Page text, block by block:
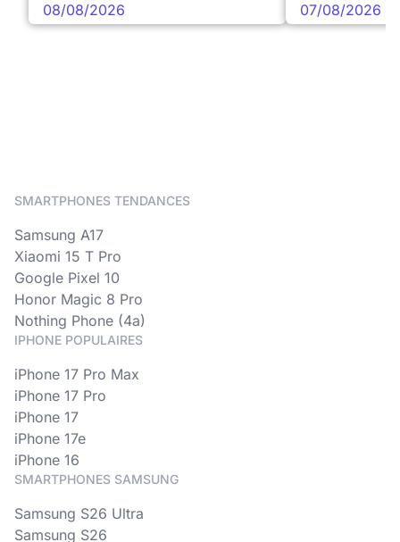
08/08/2026 07/08/2026
SMARTPHONES TENDANCES
Samsung A17
Xiaomi 15 T Pro
Google Pixel 10
Honor Magic 8 Pro
Nothing Phone (4a)
IPHONE POPULAIRES
iPhone 17 Pro Max
iPhone 17 Pro
iPhone 17
iPhone 17e
iPhone 16
SMARTPHONES SAMSUNG
Samsung S26 Ultra
Samsung S26